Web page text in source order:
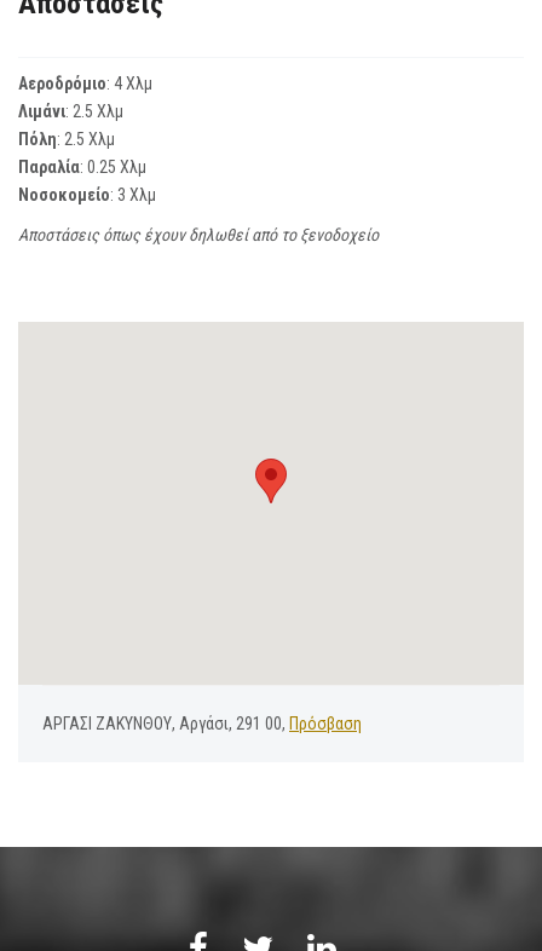
Αεροδρόμιο: 4 Χλμ
Λιμάνι: 2.5 Χλμ
Πόλη: 2.5 Χλμ
Παραλία: 0.25 Χλμ
Νοσοκομείο: 3 Χλμ
Αποστάσεις όπως έχουν δηλωθεί από το ξενοδοχείο
ΑΡΓΑΣΙ ΖΑΚΥΝΘΟΥ, Αργάσι, 291 00, Πρόσβαση